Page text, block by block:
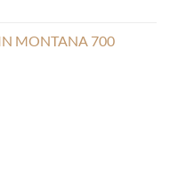
MONTANA 700